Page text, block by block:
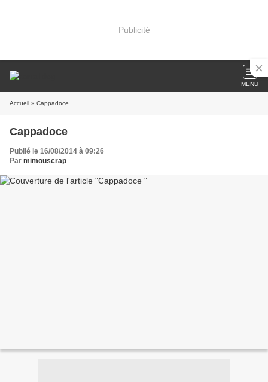
Publicité
MENU
Accueil » Cappadoce
Cappadoce
Publié le 16/08/2014 à 09:26
Par mimouscrap